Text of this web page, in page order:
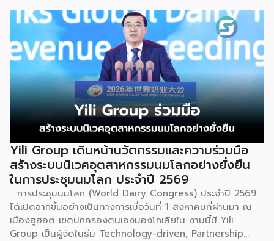
รวมกว่า 250 บูธ บนพื้นที่ 15,000 ตารางเมตร หวังเป็นทาง
เลือกสร้างรายได้เพิ่มและพยุงเศรษฐกิจไทยให้ฟื้นตัว เสิร์ฟครบ
จบในงานด้วยสินเชื่อ และทำเลทองทั่วประเทศ พร้อมเสวนาให้
ความรู้โดยผู้ทรงคุณวุฒิคับคั่ง และกิจกรรมเจรจาจับคู่ธุรกิจทั้งใน
และต่างประเทศ งานจัดต่อเนื่องระหว่างวันที่ 6-9 สิงหาคมนี้ ที่
ฮอลล์ 6-8 อิมแพ็คเมืองทองธานี คาดเม็ดเงินสะพัดในงานราว
220 ล้านบาท นายพูนพงษ์ นัยนาภากรณ์ อธิบดีกรมพัฒนา
ธุรกิจการค้า กระทรวงพาณิชย์ กล่าวว่า งาน ” Franchise Expo
Thailand & Thailand E-Commerce Selection Expo
(TESE 2026) เป็นเวทีแสดงธุรกิจแฟรนไชส์และโซลูชั่นส์แบบครบ
วงจร […]
Yili Group เดินหน้านวัตกรรมและความร่วมมือ
สร้างระบบนิเวศอุตสาหกรรมนมโลกอย่างยั่งยืน
ในการประชุมนมโลก ประจำปี 2569
การประชุมนมโลก (World Dairy Congress) ประจำปี 2569
ได้เปิดฉากขึ้นอย่างเป็นทางการเมื่อวันที่ 1 สิงหาคมที่ผ่านมา ณ
เมืองฮูฮอต เขตปกครองตนเองมองโกเลียใน งานนี้มี Yili
Group เป็นผู้จัดในธีม Technology-driven, Partnership